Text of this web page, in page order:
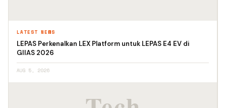
LATEST NEWS
LEPAS Perkenalkan LEX Platform untuk LEPAS E4 EV di
GIIAS 2026
AUG 5, 2026